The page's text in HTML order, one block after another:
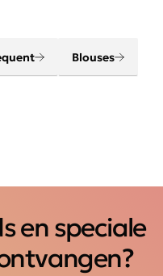
van deze tijd.
Blouses
en speciale